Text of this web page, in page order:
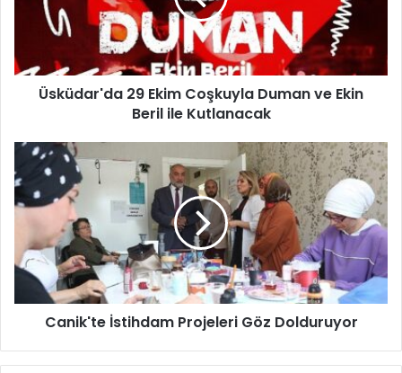
'
d
k
i
m
ş
u
Üsküdar'da 29 Ekim Coşkuyla Duman ve Ekin
Beril ile Kutlanacak
C
a
n
i
t
İ
Canik'te İstihdam Projeleri Göz Dolduruyor